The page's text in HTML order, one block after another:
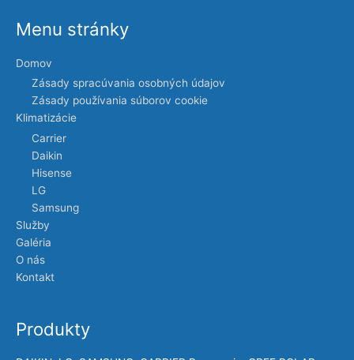
Menu stránky
Domov
Zásady spracúvania osobných údajov
Zásady používania súborov cookie
Klimatizácie
Carrier
Daikin
Hisense
LG
Samsung
Služby
Galéria
O nás
Kontakt
Produkty